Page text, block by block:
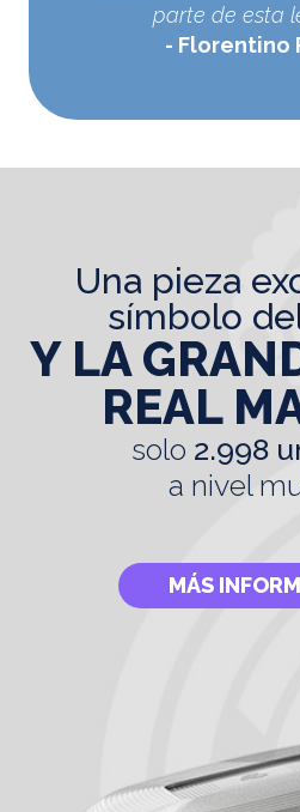
parte de esta
Florentino
una pieza excepcional,
símbolo
Y LA
REAL
solo 2.998
a nivel
MÁS